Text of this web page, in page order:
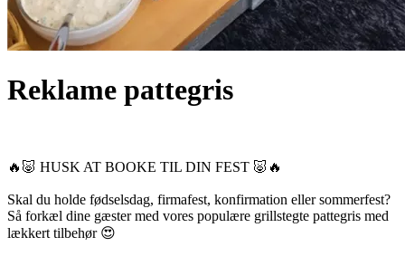
Reklame pattegris
🔥🐷 HUSK AT BOOKE TIL DIN FEST 🐷🔥
Skal du holde fødselsdag, firmafest, konfirmation eller sommerfest?
Så forkæl dine gæster med vores populære grillstegte pattegris med
lækkert tilbehør 😍